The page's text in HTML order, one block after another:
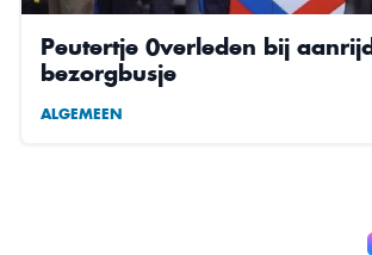
Peutertje 0verleden bij
bezorgbusje
ALGEMEEN